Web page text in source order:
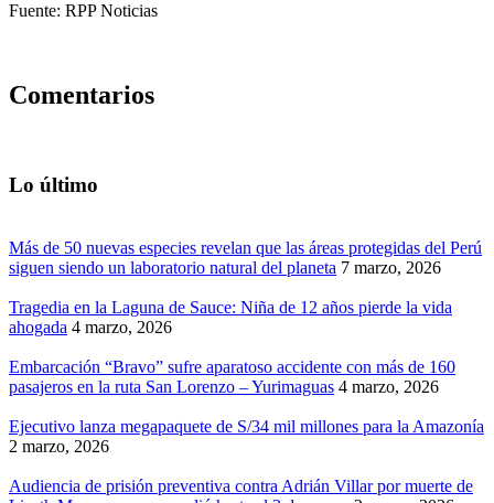
Fuente: RPP Noticias
Comentarios
Lo último
Más de 50 nuevas especies revelan que las áreas protegidas del Perú
siguen siendo un laboratorio natural del planeta 7 marzo, 2026
Tragedia en la Laguna de Sauce: Niña de 12 años pierde la vida
ahogada 4 marzo, 2026
Embarcación “Bravo” sufre aparatoso accidente con más de 160
pasajeros en la ruta San Lorenzo – Yurimaguas 4 marzo, 2026
Ejecutivo lanza megapaquete de S/34 mil millones para la Amazonía
2 marzo, 2026
Audiencia de prisión preventiva contra Adrián Villar por muerte de